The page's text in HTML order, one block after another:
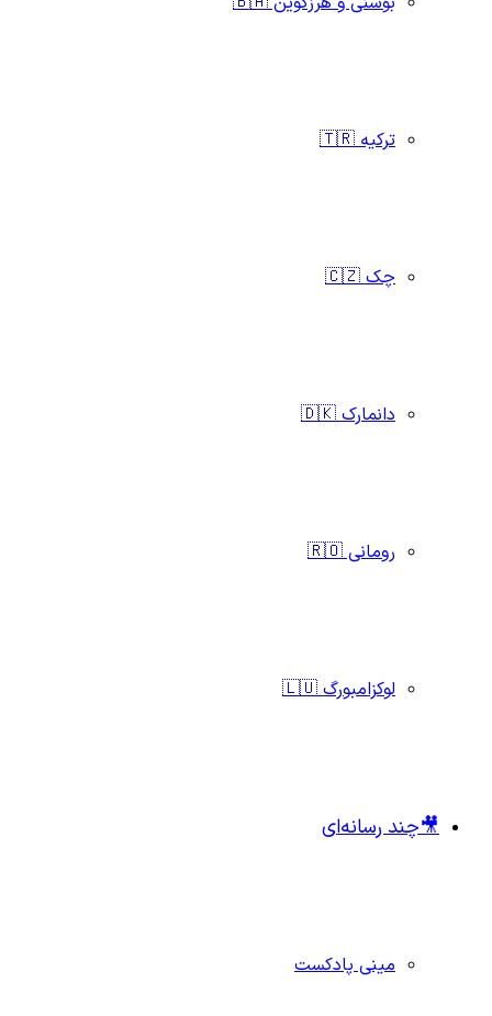
ترکیه 🇹🇷
چک 🇨🇿
دانمارک 🇩🇰
رومانی 🇷🇴
لوکزامبورگ 🇱🇺
🎥چند رسانه‌ای
مینی پادکست